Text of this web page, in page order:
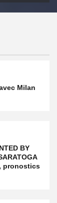
Milan
BY
pronostics